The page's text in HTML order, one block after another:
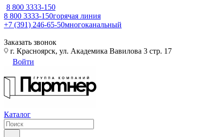
8 800 3333-150
8 800 3333-150горячая линия
+7 (391) 246-65-50многоканальный
Заказать звонок
г. Красноярск, ул. Академика Вавилова 3 стр. 17
Войти
Каталог